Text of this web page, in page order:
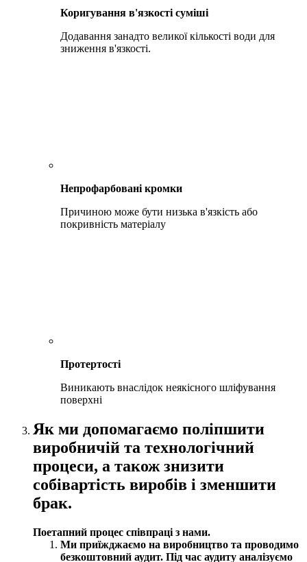
Коригування в'язкості суміші
Додавання занадто великої кількості води для
зниження в'язкості.
Непрофарбовані кромки
Причиною може бути низька в'язкість або
покривність матеріалу
Протертості
Виникають внаслідок неякісного шліфування
поверхні
Як ми допомагаємо поліпшити
виробничій та технологічний
процеси, а також знизити
собівартість виробів і зменшити
брак.
Поетапний процес співпраці з нами.
Ми приїжджаємо на виробництво та проводимо
безкоштовний аудит. Під час аудиту аналізуємо